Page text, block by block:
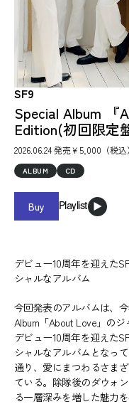
SF9
Special Album 『
Edition(初回限定
2026.06.24 発売￥5,000（税込
ALBUM CD
Buy Playlist
デビュー10周年を迎えた
シャルなアルバム
今回発表のアルバムは、
Album「About Love」のジ
デビュー10周年を迎えた
シャルなアルバムとなっ
通り、愛にまつわるさま
ている。除隊後のダウォ
る一層深みを増した魅力